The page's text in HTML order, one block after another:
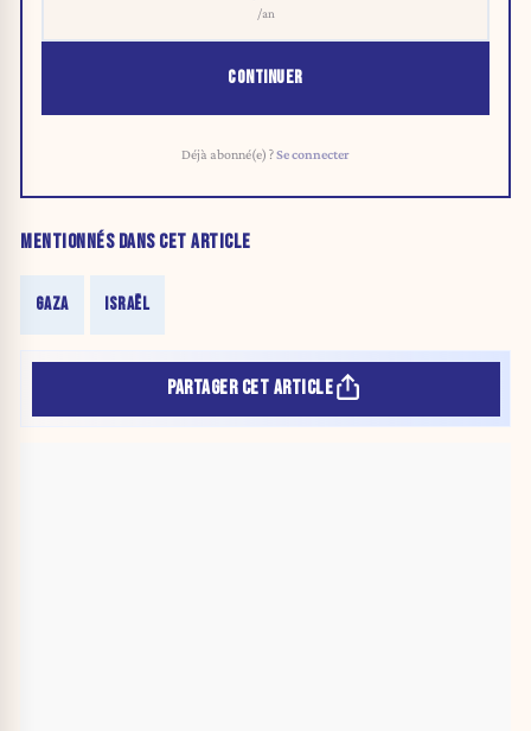
/an
CONTINUER
Déjà abonné(e) ?Se connecter
MENTIONNÉS DANS CET ARTICLE
GAZA ISRAËL
PARTAGER CET ARTICLE